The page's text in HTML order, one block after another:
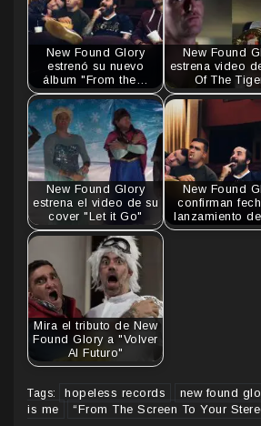
New Found Glory
estrenó su nuevo
álbum "From the…
New Found
estrena video
Of The
New Found Glory
estrena el video de su
cover "Let it Go"
New Found
confirman
lanzamiento
Mira el tributo de New
Found Glory a "Volver
Al Futuro"
Tags: hopeless records new found
is me
“From The Screen To Your